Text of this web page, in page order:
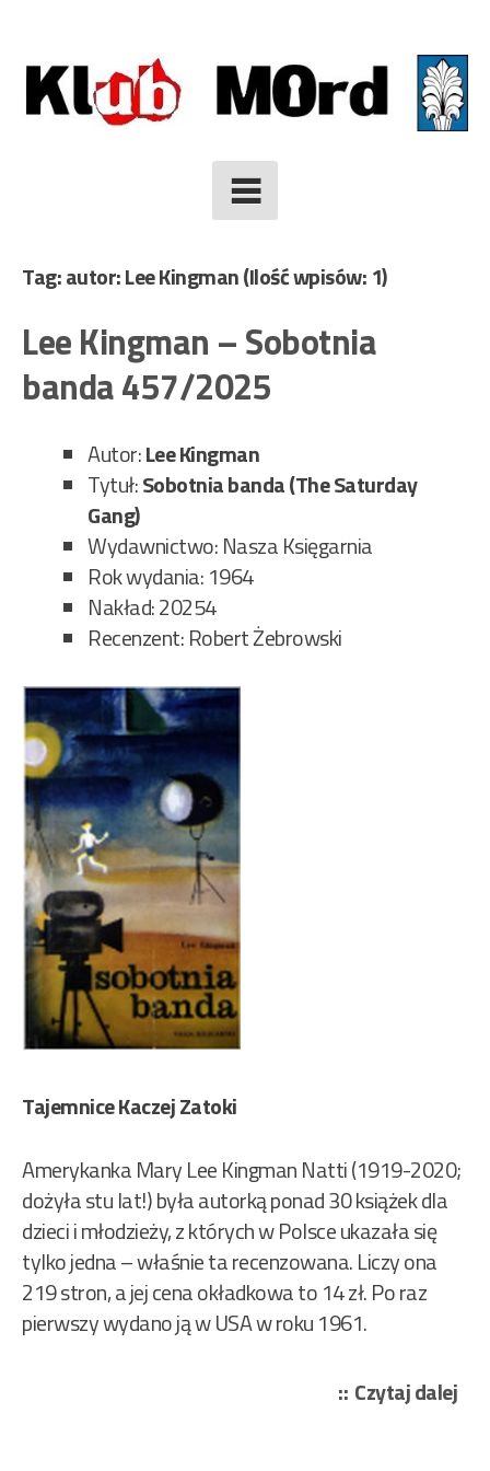
to
content
Tag: autor: Lee Kingman(Ilość wpisów: 1)
Lee Kingman – Sobotnia
banda 457/2025
Autor:Lee Kingman
Tytuł:Sobotnia banda (The Saturday
Gang)
Wydawnictwo: Nasza Księgarnia
Rok wydania: 1964
Nakład: 20254
Recenzent: Robert Żebrowski
Tajemnice Kaczej Zatoki
Amerykanka Mary Lee Kingman Natti (1919-2020;
dożyła stu lat!) była autorką ponad 30 książek dla
dzieci i młodzieży, z których w Polsce ukazała się
tylko jedna – właśnie ta recenzowana. Liczy ona
219 stron, a jej cena okładkowa to 14 zł. Po raz
pierwszy wydano ją w USA w roku 1961.
Czytaj dalej